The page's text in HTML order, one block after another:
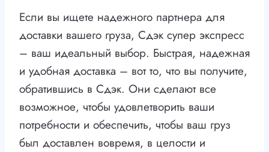
Если вы ищете надежного партнера для
доставки вашего груза, Сдэк супер экспресс
– ваш идеальный выбор. Быстрая, надежная
и удобная доставка – вот то, что вы получите,
обратившись в Сдэк. Они сделают все
возможное, чтобы удовлетворить ваши
потребности и обеспечить, чтобы ваш груз
был доставлен вовремя, в целости и